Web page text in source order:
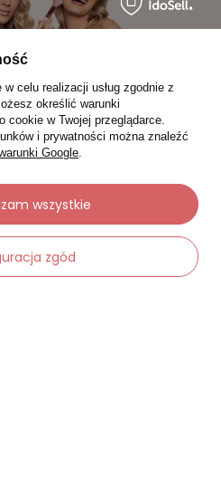
celu realizacji usług zgodnie z
określić warunki
cookie w Twojej przeglądarce.
i prywatności można znaleźć
Google.
zgód
wszystkie